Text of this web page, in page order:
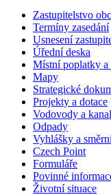
Zastupitelstvo
Termíny zasedání
Usnesení
Úřední deska
Místní poplatky a
Mapy
Strategické
Projekty a dotace
Vodovody a
Odpady
Vyhlášky a
Czech Point
Formuláře
Povinné
Životní situace